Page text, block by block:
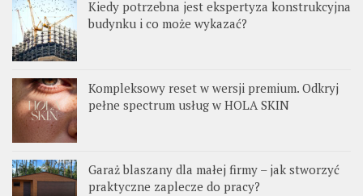
Kiedy potrzebna jest ekspertyza konstrukcyjna
budynku i co może wykazać?
Kompleksowy reset w wersji premium. Odkryj
pełne spectrum usług w HOLA SKIN
Garaż blaszany dla małej firmy – jak stworzyć
praktyczne zaplecze do pracy?